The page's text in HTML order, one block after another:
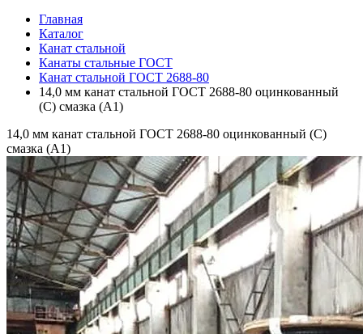
Главная
Каталог
Канат стальной
Канаты стальные ГОСТ
Канат стальной ГОСТ 2688-80
14,0 мм канат стальной ГОСТ 2688-80 оцинкованный
(С) смазка (А1)
14,0 мм канат стальной ГОСТ 2688-80 оцинкованный (С)
смазка (А1)